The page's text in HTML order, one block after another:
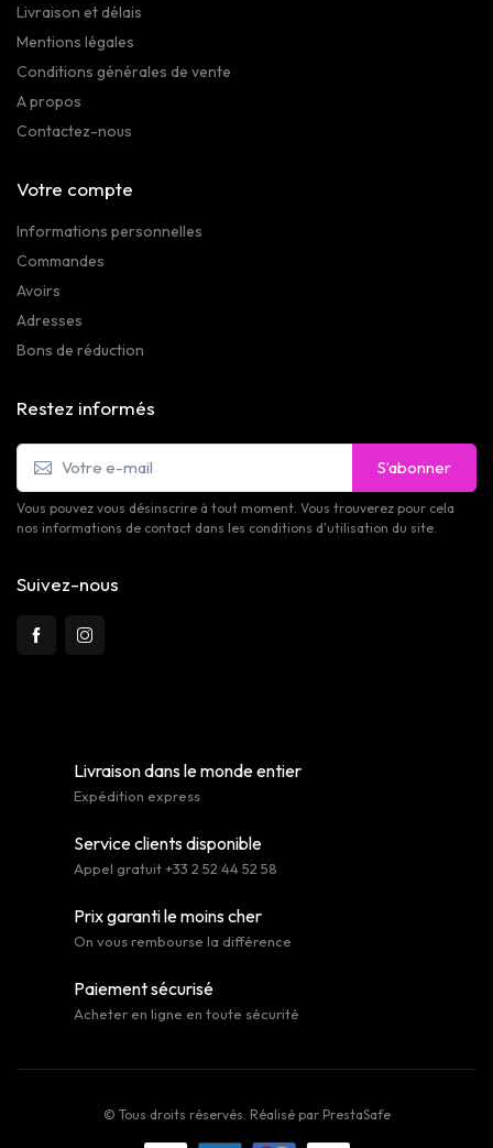
Livraison et délais
Mentions légales
Conditions générales de vente
A propos
Contactez-nous
Votre compte
Informations personnelles
Commandes
Avoirs
Adresses
Bons de réduction
Restez informés
S’abonner
Vous pouvez vous désinscrire à tout moment. Vous trouverez pour cela
nos informations de contact dans les conditions d'utilisation du site.
Suivez-nous
Livraison dans le monde entier
Expédition express
Service clients disponible
Appel gratuit +33 2 52 44 52 58
Prix garanti le moins cher
On vous rembourse la différence
Paiement sécurisé
Acheter en ligne en toute sécurité
© Tous droits réservés. Réalisé par PrestaSafe